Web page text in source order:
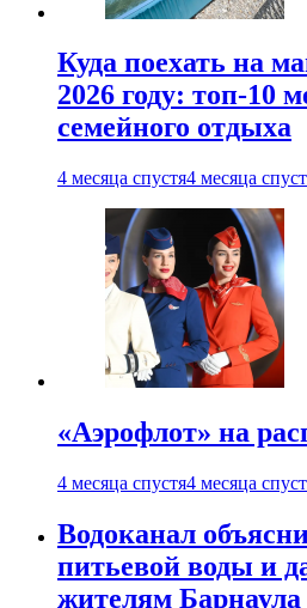
Куда поехать на
2026 году: топ-10
семейного отдыха
4 месяца спустя4 месяца
«Аэрофлот» на
4 месяца спустя4 месяца
Водоканал
питьевой воды и
жителям Барнаула